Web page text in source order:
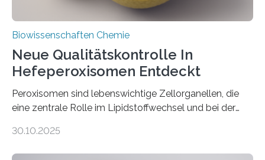
Biowissenschaften Chemie
Neue Qualitätskontrolle In
Hefeperoxisomen Entdeckt
Peroxisomen sind lebenswichtige Zellorganellen, die
eine zentrale Rolle im Lipidstoffwechsel und bei der
erfüllen können, müssen zahlreiche Enzyme präzise in
30.10.2025